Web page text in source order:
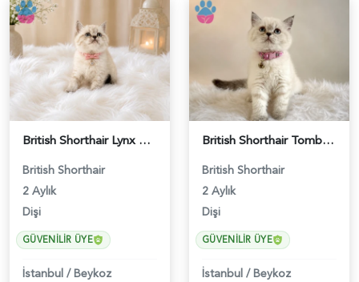
British Shorthair Lynx Point Güzel Kızımız - 4640
British Shorthair
2 Aylık
Dişi
GÜVENILIR ÜYE
İstanbul /Beykoz
British Shorthair Tombul Yanak Prenses Yuva Arıyor - 5152
British Shorthair
2 Aylık
Dişi
GÜVENILIR ÜYE
İstanbul /Beykoz